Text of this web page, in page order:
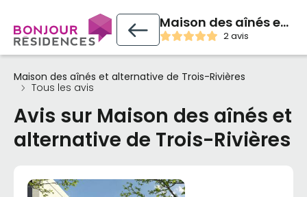
Maison des aînés et alternative de Trois-Rivières
2 avis
Maison des aînés et alternative de Trois-Rivières
Tous les avis
Avis sur Maison des aînés et
alternative de Trois-Rivières